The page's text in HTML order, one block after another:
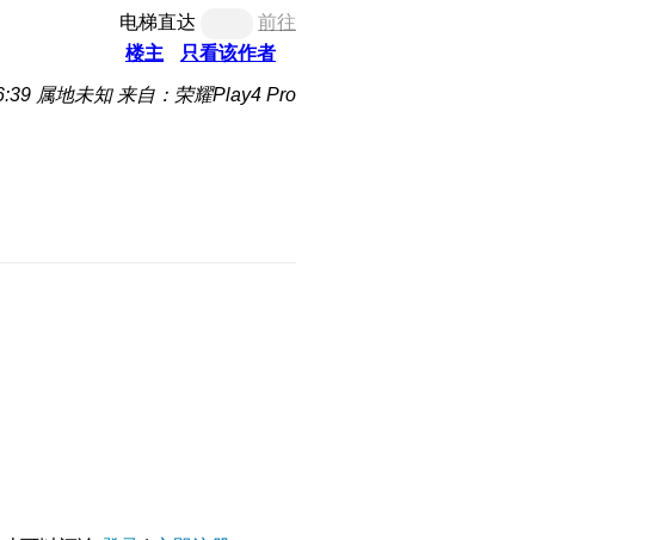
电梯直达
前往
楼主
只看该作者
属地未知 来自：荣耀Play4 Pro